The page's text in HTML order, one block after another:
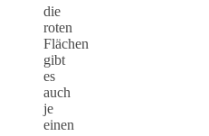
die
roten
Flächen
gibt
es
auch
je
einen